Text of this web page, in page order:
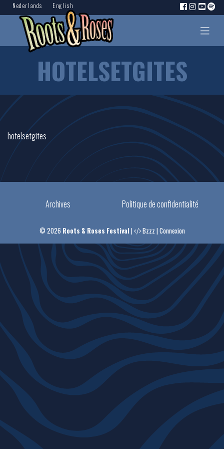
Nederlands English
HOTELSETGITES
hotelsetgites
Archives Politique de confidentialité
© 2026 Roots & Roses Festival | Bzzz | Connexion